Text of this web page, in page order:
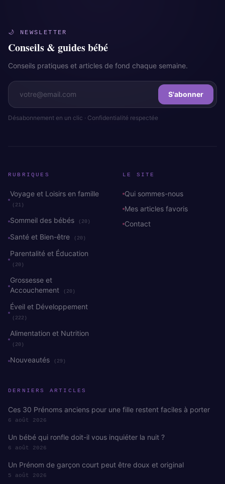
🌙 NEWSLETTER
Conseils & guides bébé
Conseils pratiques et articles de fond chaque semaine.
S'abonner
Désabonnement en un clic · Confidentialité respectée
RUBRIQUES
Voyage et Loisirs en famille
(21)
Sommeil des bébés (20)
Santé et Bien-être (20)
Parentalité et Éducation
(20)
Grossesse et
Accouchement
(20)
Éveil et Développement
(222)
Alimentation et Nutrition
(20)
Nouveautés (29)
LE SITE
Qui sommes-nous
Mes articles favoris
Contact
DERNIERS ARTICLES
Ces 30 Prénoms anciens pour une fille restent faciles à porter
6 août 2026
Un bébé qui ronfle doit-il vous inquiéter la nuit ?
6 août 2026
Un Prénom de garçon court peut être doux et original
5 août 2026